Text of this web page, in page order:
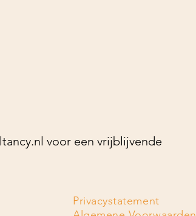
voor een vrijblijvende
Privacystatement